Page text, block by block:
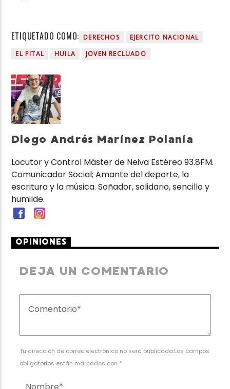
ETIQUETADO COMO: DERECHOS
EJERCITO NACIONAL
EL PITAL
HUILA JOVEN RECLUADO
Diego Andrés Marínez Polanía
Locutor y Control Máster de Neiva Estéreo 93.8FM.
Comunicador Social; Amante del deporte, la
escritura y la música. Soñador, solidario, sencillo y
humilde.
OPINIONES
DEJA UN COMENTARIO
Tu dirección de correo electrónico no será publicada.Los campos
obligatorios están marcados con *